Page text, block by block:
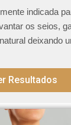
indicada
os seios,
deixando
Resultados